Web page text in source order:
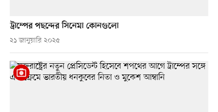
ট্রাম্পের পছন্দের সিনেমা কোনগুলো
২১ জানুয়ারি ২০২৫